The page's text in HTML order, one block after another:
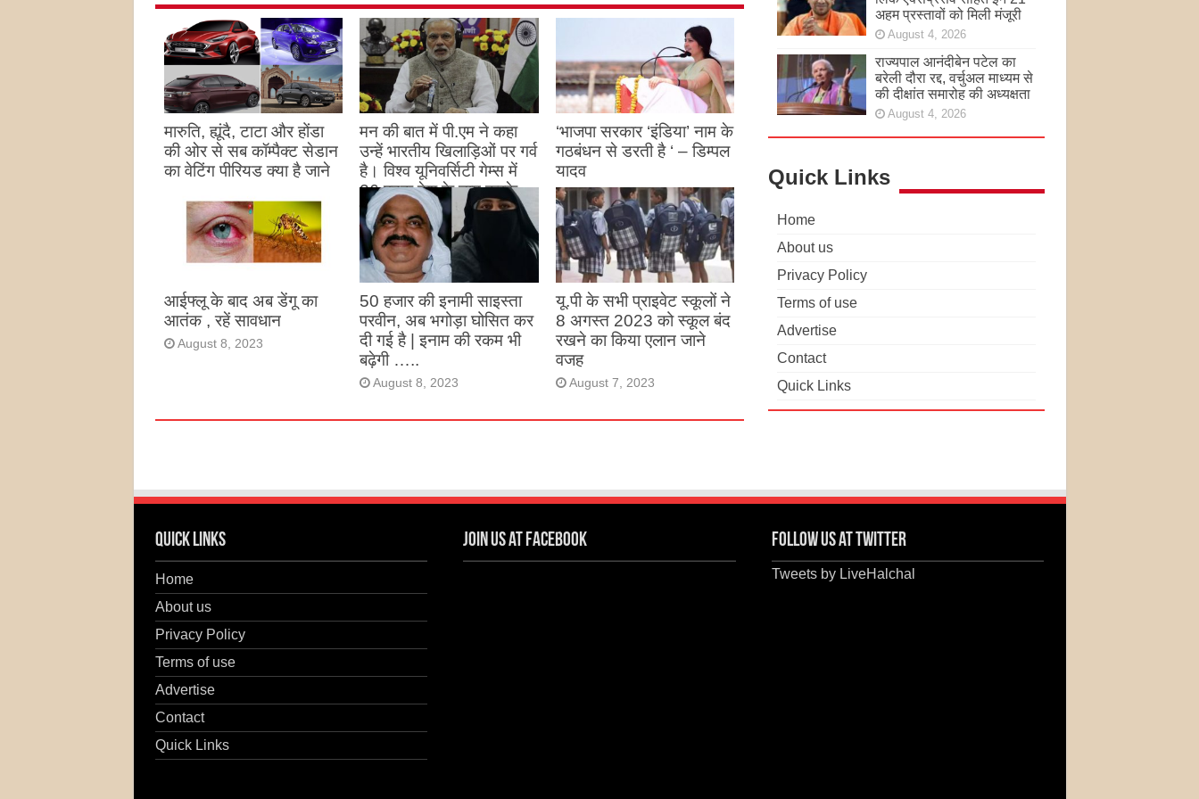
मारुति, ह्यूंदै, टाटा और होंडा
की ओर से सब कॉम्पैक्ट सेडान
का वेटिंग पीरियड क्या है जाने
मन की बात में पी.एम ने कहा
उन्हें भारतीय खिलाड़िओं पर गर्व
है। विश्व यूनिवर्सिटी गेम्स में
26 पदक देश के नाम करके
उन्होंने देश का नाम रोशन किया
है
August 27, 2023
‘भाजपा सरकार ‘इंडिया’ नाम के
गठबंधन से डरती है ‘ – डिम्पल
यादव
August 26, 2023
आईफ्लू के बाद अब डेंगू का
आतंक , रहें सावधान
August 8, 2023
50 हजार की इनामी साइस्ता
परवीन, अब भगोड़ा घोसित कर
दी गई है | इनाम की रकम भी
बढ़ेगी …..
August 8, 2023
यू.पी के सभी प्राइवेट स्कूलों ने
8 अगस्त 2023 को स्कूल बंद
रखने का किया एलान जाने
वजह
August 7, 2023
अहम प्रस्तावों को मिली मंजूरी
August 4, 2026
राज्यपाल आनंदीबेन पटेल का
बरेली दौरा रद्द, वर्चुअल माध्यम से
की दीक्षांत समारोह की अध्यक्षता
August 4, 2026
Quick Links
Home
About us
Privacy Policy
Terms of use
Advertise
Contact
Quick Links
Quick Links
Home
About us
Privacy Policy
Terms of use
Advertise
Contact
Quick Links
Join us at Facebook Follow us at Twitter
Tweets by LiveHalchal